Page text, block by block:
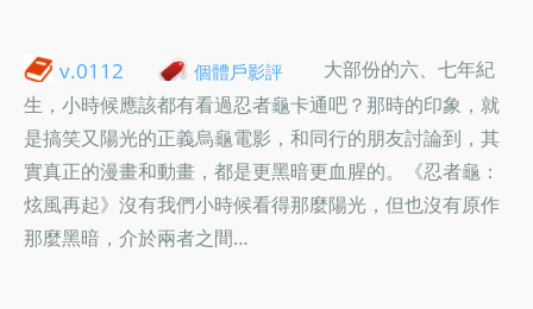
v.0112 個體戶影評
大部份的六、七年紀
生，小時候應該都有看過忍者龜卡通吧？那時的印象，就
是搞笑又陽光的正義烏龜電影，和同行的朋友討論到，其
實真正的漫畫和動畫，都是更黑暗更血腥的。《忍者龜：
炫風再起》沒有我們小時候看得那麼陽光，但也沒有原作
那麼黑暗，介於兩者之間…